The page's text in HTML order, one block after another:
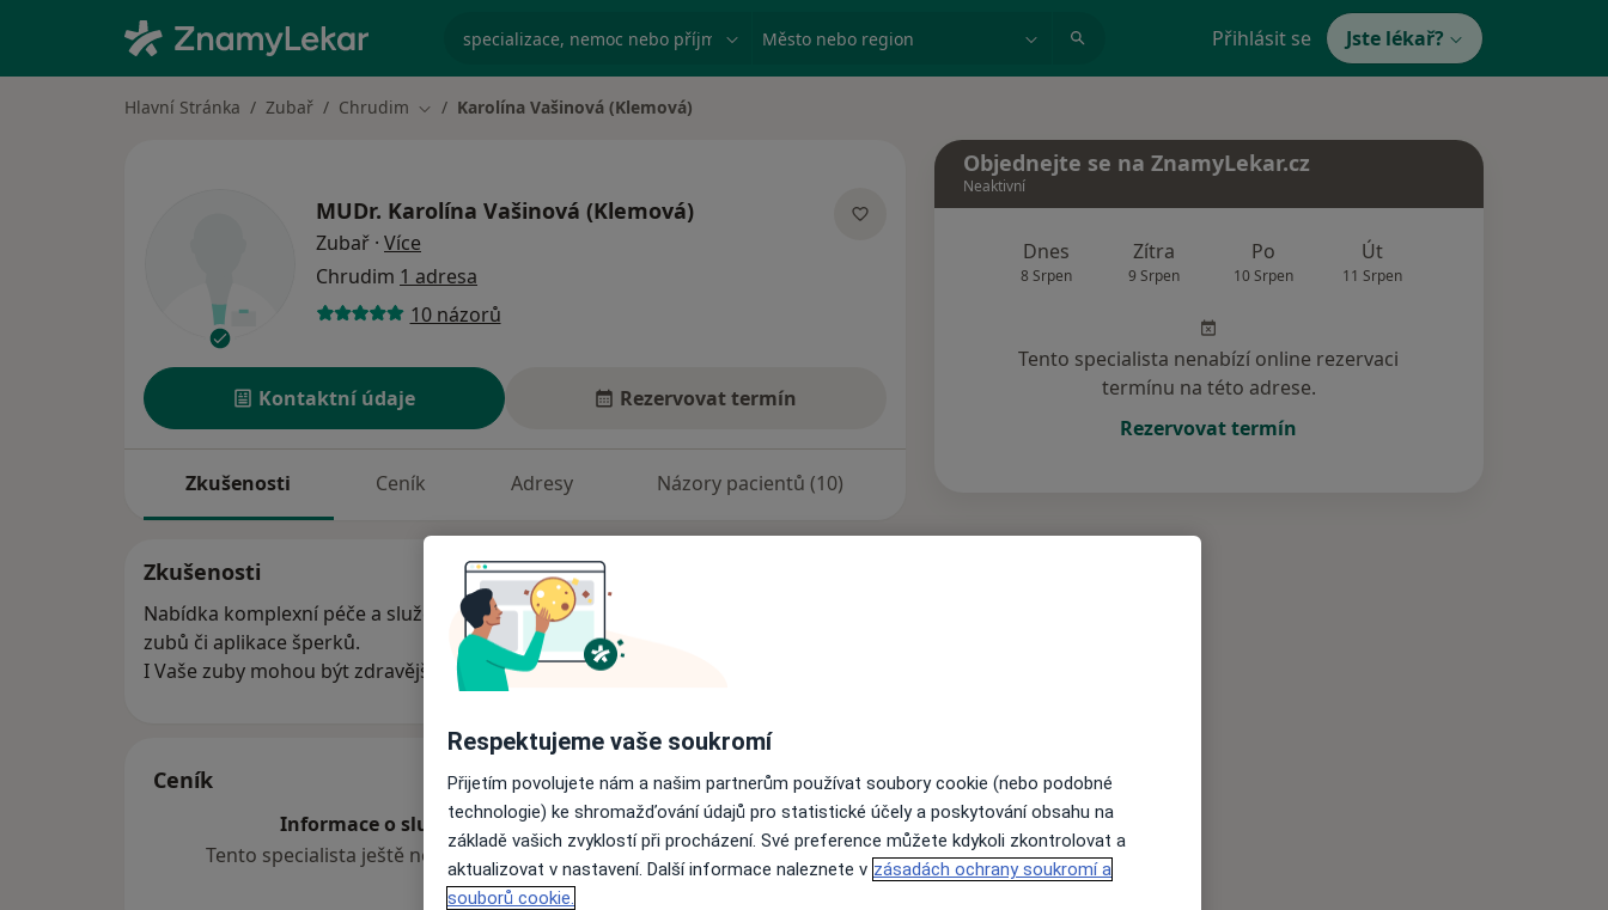
specializace, nemoc nebo příjmení Město nebo region Přihlásit se Jste lékař?
Hlavní Stránka Zubař Chrudim Změna města
Karolína Vašinová (Klemová)
MUDr. Karolína Vašinová (Klemová)
Zubař · Více
Chrudim 1 adresa
10 názorů
Kontaktní údaje Rezervovat termín
Zkušenosti Ceník Adresy Názory pacientů (10)
Zkušenosti
Nabídka komplexní péče a služeb v oboru stomatologie a dentální hygieny, bělení
zubů či aplikace šperků.
I Vaše zuby mohou být zdravější a krásnější!
Ceník
Informace o službách a cenách nejsou k dispozici
Tento specialista ještě nepřidával žádné informace o svých službách.
Objednejte se na ZnamyLekar.cz
Neaktivní
Dnes
8 Srpen
Zítra
9 Srpen
Po
10 Srpen
Út
11 Srpen
Tento specialista nenabízí online rezervaci
termínu na této adrese.
Rezervovat termín
Respektujeme vaše soukromí
Přijetím povolujete nám a našim partnerům používat soubory cookie (nebo podobné
technologie) ke shromažďování údajů pro statistické účely a poskytování obsahu na
základě vašich zvyklostí při procházení. Své preference můžete kdykoli zkontrolovat a
aktualizovat v nastavení. Další informace naleznete v zásadách ochrany soukromí a
souborů cookie.